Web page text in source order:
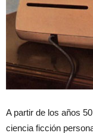
A partir de los años
ciencia ficción